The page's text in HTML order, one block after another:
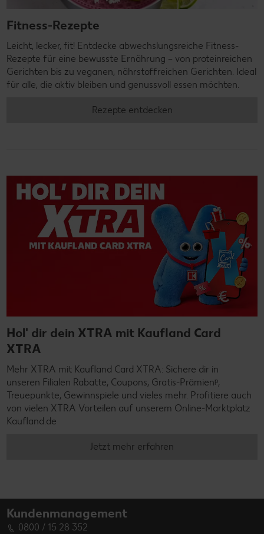
Fitness-Rezepte
Leicht, lecker, fit! Entdecke abwechslungsreiche Fitness-
Rezepte für eine bewusste Ernährung – von proteinreichen
Gerichten bis zu veganen, nährstoffreichen Gerichten. Ideal
für alle, die aktiv bleiben und genussvoll essen möchten.
Rezepte entdecken
Hol' dir dein XTRA mit Kaufland Card
XTRA
Mehr XTRA mit Kaufland Card XTRA: Sichere dir in
unseren Filialen Rabatte, Coupons, Gratis-Prämienᵖ,
Treuepunkte, Gewinnspiele und vieles mehr. Profitiere auch
von vielen XTRA Vorteilen auf unserem Online-Marktplatz
Kaufland.de
Jetzt mehr erfahren
Kundenmanagement
0800 / 15 28 352